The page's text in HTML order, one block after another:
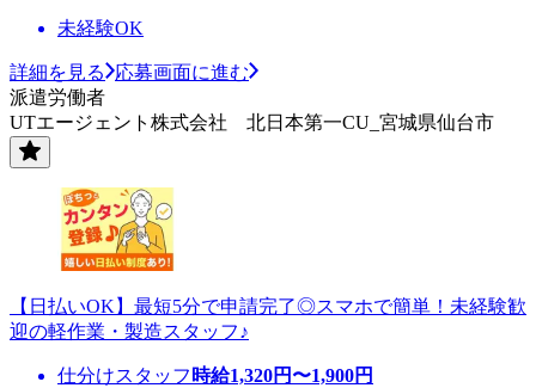
未経験OK
詳細を見る
応募画面に進む
派遣労働者
UTエージェント株式会社 北日本第一CU_宮城県仙台市
【日払いOK】最短5分で申請完了◎スマホで簡単！未経験歓
迎の軽作業・製造スタッフ♪
仕分けスタッフ 時給1,320円〜1,900円